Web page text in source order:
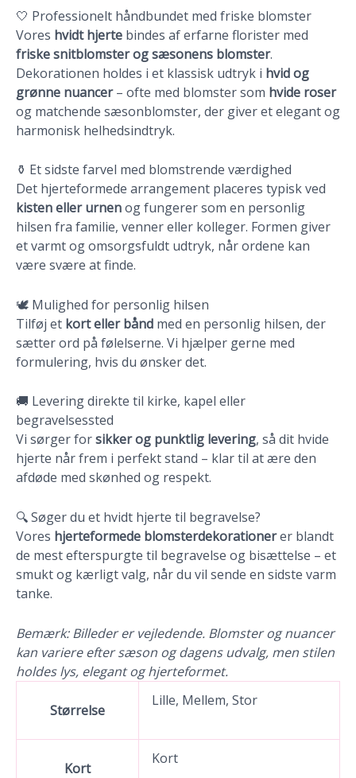
🤍 Professionelt håndbundet med friske blomster
Vores hvidt hjerte bindes af erfarne florister med
friske snitblomster og sæsonens blomster.
Dekorationen holdes i et klassisk udtryk i hvid og
grønne nuancer– ofte med blomster som hvide roser
og matchende sæsonblomster, der giver et elegant og
harmonisk helhedsindtryk.
⚱️ Et sidste farvel med blomstrende værdighed
Det hjerteformede arrangement placeres typisk ved
kisten eller urnenog fungerer som en personlig
hilsen fra familie, venner eller kolleger. Formen giver
et varmt og omsorgsfuldt udtryk, når ordene kan
være svære at finde.
🕊️ Mulighed for personlig hilsen
Tilføj et kort eller bånd med en personlig hilsen, der
sætter ord på følelserne. Vi hjælper gerne med
formulering, hvis du ønsker det.
🚚 Levering direkte til kirke, kapel eller
begravelsessted
Vi sørger forsikker og punktlig levering, så dit hvide
hjerte når frem i perfekt stand – klar til at ære den
afdøde med skønhed og respekt.
🔍 Søger du et hvidt hjerte til begravelse?
Vores hjerteformede blomsterdekorationerer blandt
de mest efterspurgte til begravelse og bisættelse – et
smukt og kærligt valg, når du vil sende en sidste varm
tanke.
Bemærk: Billeder er vejledende. Blomster og nuancer
kan variere efter sæson og dagens udvalg, men stilen
holdes lys, elegant og hjerteformet.
Størrelse
Lille, Mellem, Stor
Kort
Kort